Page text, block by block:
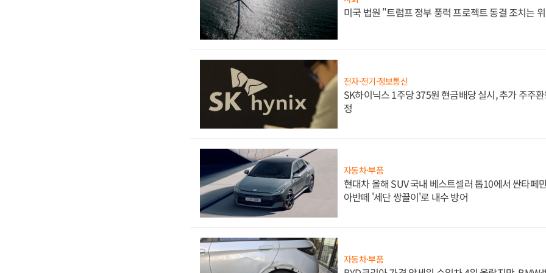
미국 법원 "트럼프 정부 풍력 프로젝트 동결 조치는
전자·전기·정보통신
SK하이닉스 1주당 375원 현금배당 실시, 추가 주주
정
자동차·부품
현대차 올해 SUV 국내 베스트셀러 톱10에서 싼타페
아반떼 '세단 쌍끌이'로 내수 방어
자동차·부품